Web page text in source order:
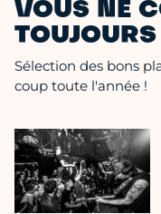
VOUS NE
Sélection des bons
coup toute l'année !